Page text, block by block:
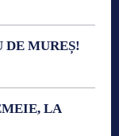
MUREȘ!
LA